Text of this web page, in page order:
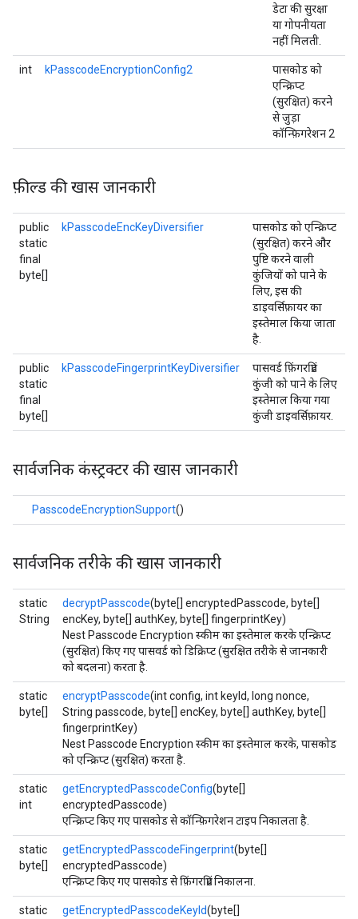
डेटा की सुरक्षा
या गोपनीयता
नहीं मिलती.
int kPasscodeEncryptionConfig2
पासकोड को
एन्क्रिप्ट
(सुरक्षित) करने
से जुड़ा
कॉन्फ़िगरेशन 2
फ़ील्ड की खास जानकारी
public
static
final
byte[]
kPasscodeEncKeyDiversifier
पासकोड को एन्क्रिप्ट
(सुरक्षित) करने और
पुष्टि करने वाली
कुंजियों को पाने के
लिए, इस की
डाइवर्सिफ़ायर का
इस्तेमाल किया जाता
है.
public
static
final
byte[]
kPasscodeFingerprintKeyDiversifier
पासवर्ड फ़िंगरप्रिंट
कुंजी को पाने के लिए
इस्तेमाल किया गया
कुंजी डाइवर्सिफ़ायर.
सार्वजनिक कंस्ट्रक्टर की खास जानकारी
PasscodeEncryptionSupport()
सार्वजनिक तरीके की खास जानकारी
static
String
decryptPasscode(byte[] encryptedPasscode, byte[]
encKey, byte[] authKey, byte[] fingerprintKey)
Nest Passcode Encryption स्कीम का इस्तेमाल करके एन्क्रिप्ट
(सुरक्षित) किए गए पासवर्ड को डिक्रिप्ट (सुरक्षित तरीके से जानकारी
को बदलना) करता है.
static
byte[]
encryptPasscode(int config, int keyId, long nonce,
String passcode, byte[] encKey, byte[] authKey, byte[]
fingerprintKey)
Nest Passcode Encryption स्कीम का इस्तेमाल करके, पासकोड
को एन्क्रिप्ट (सुरक्षित) करता है.
static
int
getEncryptedPasscodeConfig(byte[]
encryptedPasscode)
एन्क्रिप्ट किए गए पासकोड से कॉन्फ़िगरेशन टाइप निकालता है.
static
byte[]
getEncryptedPasscodeFingerprint(byte[]
encryptedPasscode)
एन्क्रिप्ट किए गए पासकोड से फ़िंगरप्रिंट निकालना.
static
getEncryptedPasscodeKeyId(byte[]